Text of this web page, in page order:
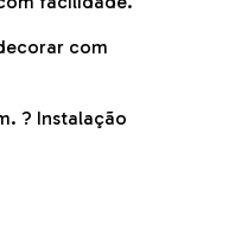
com
? Instalação